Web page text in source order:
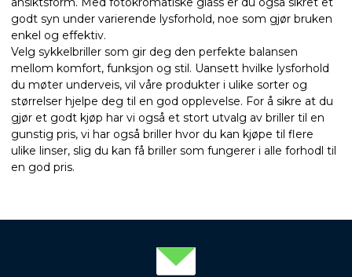
godt syn under varierende lysforhold, noe som gjør bruken
enkel og effektiv.
Velg sykkelbriller som gir deg den perfekte balansen
mellom komfort, funksjon og stil. Uansett hvilke lysforhold
du møter underveis, vil våre produkter i ulike sorter og
størrelser hjelpe deg til en god opplevelse. For å sikre at du
gjør et godt kjøp har vi også et stort utvalg av briller til en
gunstig pris, vi har også briller hvor du kan kjøpe til flere
ulike linser, slig du kan få briller som fungerer i alle forhodl til
en god pris.